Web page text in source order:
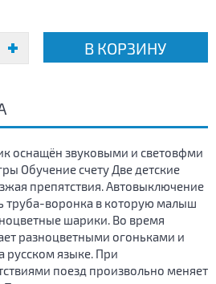
В КОРЗИНУ
оснащён звуковыми и световфми
Обучение счету Две детские
препятствия. Автовыключение
труба-воронка в которую малыш
шарики. Во время
разноцветными огоньками и
русском языке. При
поезд произвольно меняет